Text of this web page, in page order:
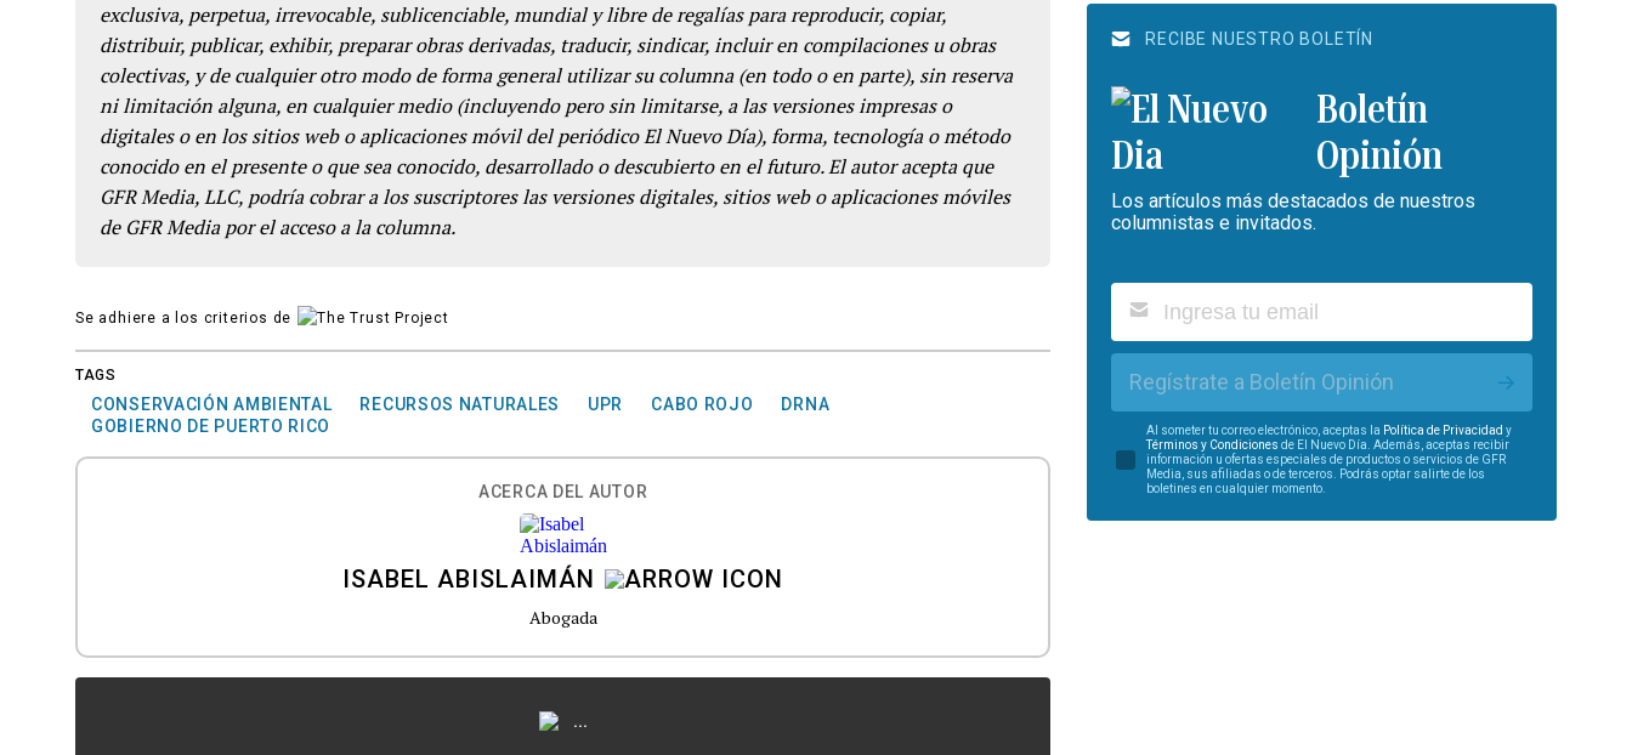
exclusiva, perpetua, irrevocable, sublicenciable, mundial y libre de regalías para reproducir, copiar,
distribuir, publicar, exhibir, preparar obras derivadas, traducir, sindicar, incluir en compilaciones u obras
colectivas, y de cualquier otro modo de forma general utilizar su columna (en todo o en parte), sin reserva
ni limitación alguna, en cualquier medio (incluyendo pero sin limitarse, a las versiones impresas o
digitales o en los sitios web o aplicaciones móvil del periódico El Nuevo Día), forma, tecnología o método
conocido en el presente o que sea conocido, desarrollado o descubierto en el futuro. El autor acepta que
GFR Media, LLC, podría cobrar a los suscriptores las versiones digitales, sitios web o aplicaciones móviles
de GFR Media por el acceso a la columna.
Se adhiere a los criterios de
TAGS
CONSERVACIÓN AMBIENTAL RECURSOS NATURALES UPR CABO ROJO
DRNA
GOBIERNO DE PUERTO RICO
ACERCA DEL AUTOR
ISABEL ABISLAIMÁN
Abogada
...
RECIBE NUESTRO BOLETÍN
Boletín
Opinión
Los artículos más destacados de nuestros
columnistas e invitados.
Regístrate a Boletín Opinión
Al someter tu correo electrónico, aceptas la Política de Privacidad y
Términos y Condiciones de El Nuevo Día. Además, aceptas recibir
información u ofertas especiales de productos o servicios de GFR
Media, sus afiliadas o de terceros. Podrás optar salirte de los
boletines en cualquier momento.